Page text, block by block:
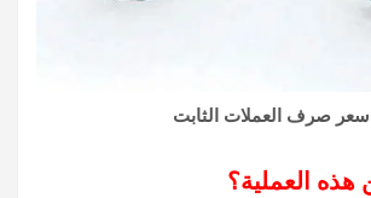
سعر صرف العملات الثابت
العملية؟